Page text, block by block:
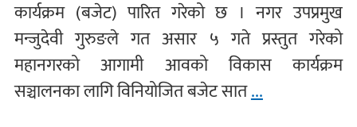
कार्यक्रम (बजेट) पारित गरेको छ । नगर उपप्रमुख
मन्जुदेवी गुरुङले गत असार ५ गते प्रस्तुत गरेको
महानगरको आगामी आवको विकास कार्यक्रम
सञ्चालनका लागि विनियोजित बजेट सात...